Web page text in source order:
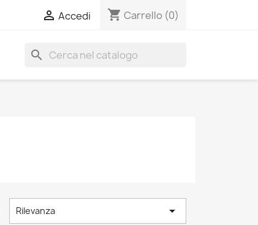
 Accedi shopping_cart Carrello (0)
search
Rilevanza 